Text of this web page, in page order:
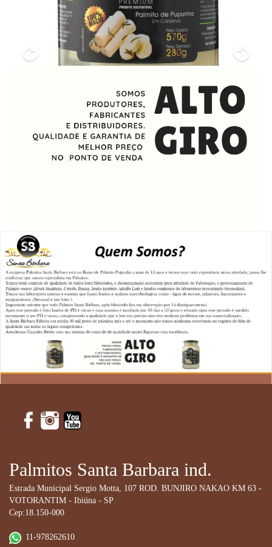
Palmitos Santa Barbara ind.
Estrada Municipal Sergio Motta, 107 ROD. BUNJIRO NAKAO KM 63 -
VOTORANTIM - Ibiúna - SP
Cep:18.150-000
11-978262610